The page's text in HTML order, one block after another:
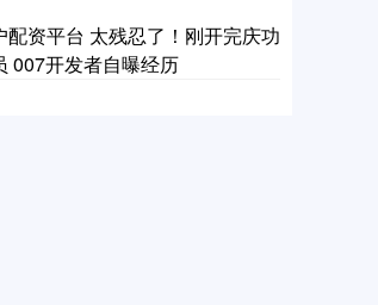
配资平台 太残忍了！刚开完庆功
007开发者自曝经历